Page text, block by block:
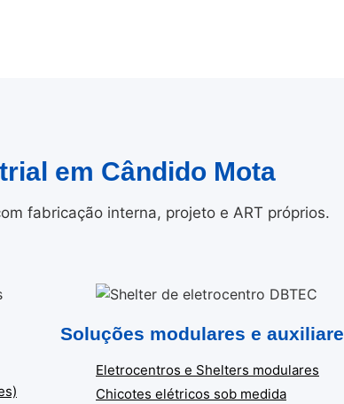
em Cândido Mota
fabricação interna, projeto e ART próprios.
Soluções modulares e
Eletrocentros e Shelters modulares
Chicotes elétricos sob medida